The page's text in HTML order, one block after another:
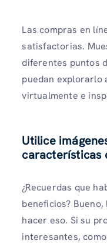
Las compras en
satisfactorias.
diferentes puntos
puedan explorarlo
virtualmente e
Utilice
características
¿Recuerdas que
beneficios?
hacer eso. Si su
interesantes,